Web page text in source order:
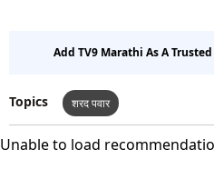
Add TV9 Marathi As A
Topics शरद पवार
Unable to load